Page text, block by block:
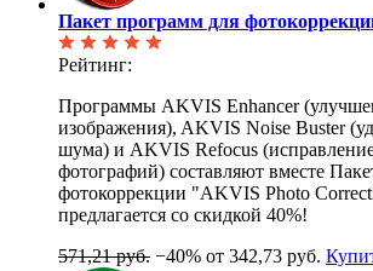
Пакет программ для
Рейтинг:
Программы AKVIS Enhancer
изображения), AKVIS Noise Buster
шума) и AKVIS Refocus
фотографий) составляют вместе
фотокоррекции "AKVIS Photo
предлагается со скидкой 40%!
571,21 руб. −40% от 342,73 руб.